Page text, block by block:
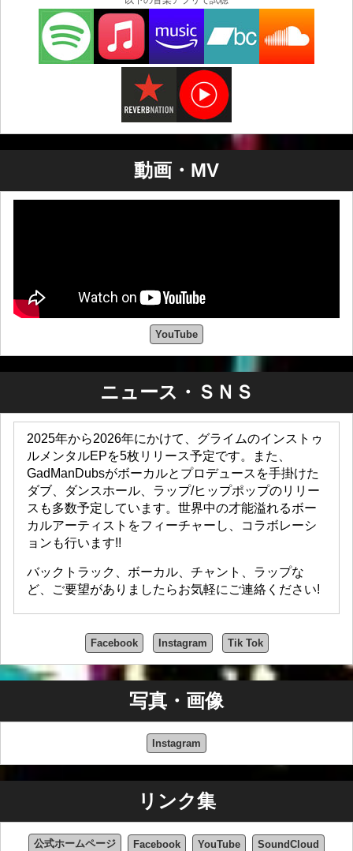
GadManDubsの特徴は、世界中のプロデューサーとアカ
ペラを積極的に共有している点です。アカペラをオンラ
インで公開することで、楽曲にユニークなボーカル要素
を求めるプロデューサーにとって貴重なリソースとなっ
ています。GadManDubsのアカペラは、様々なジャンル
でその影響力を発揮しています。彼のボーカルは、ダブ
ステップ、ダブ、ドラムンベース、ヒップホップ、ハウ
融合します。彼のアカペラは、創造性と革新性を生み出
す触媒となっています。
グローバルなコラボレーションとレコードレーベル：
音楽コミュニティが彼の歌声を受け入れ、異文化交流と
ユニークな音楽体験の創造を可能にしています。
ソロプロジェクトに加え、GadManDubsは2つのレコード
レーベルも運営しています。Soulsignaは、斬新で多様な
ハウスミュージックのリリースで知られ、アーティスト
が作品を共有するためのプラットフォームを提供してい
の情熱をさらに示し、才能あるレゲエアーティストの育
成に尽力していることを象徴しています。
GadManDubsは、その多彩な歌唱力と幅広い音楽ジャン
ルを駆使し、世界中の音楽コミュニティに欠かせない存
在となっています。アカペラを通して、彼はジャンルを
超えた数千ものコラボレーションを実現し、世界中のア
ーティストやプロデューサーを繋いできました。ダブス
知れず、彼の歌声を惜しみなく共有する姿勢は、ミュー
ジシャンの間で尊敬を集める存在となっています。
楽的旅路のさらなる進化と、より素晴らしいトラックの
創造に、私たちはただただ期待を寄せています。
ドラムンベース・プロデューサーとのコラボレーショ
GadManDubsの多才さは、ダブステップやダブの領域に
とどまりません。彼はドラムンベース・プロデューサー
おける彼のボーカルの才能を存分に発揮してきました。
才能豊かなドラムンベース・アーティストたちと共演す
ることで、GadManDubsは楽曲に独自のタッチを加え、
魅惑的なボーカルと独特のスタイルで楽曲をさらに高め
動画・MV
YouTube
ニュース・ＳＮＳ
2025年から2026年にかけて、グライムのインストゥ
ルメンタルEPを5枚リリース予定です。また、
GadManDubsがボーカルとプロデュースを手掛けた
ダブ、ダンスホール、ラップ/ヒップポップのリリー
スも多数予定しています。世界中の才能溢れるボー
カルアーティストをフィーチャーし、コラボレーシ
ョンも行います!!
バックトラック、ボーカル、チャント、ラップな
ど、ご要望がありましたらお気軽にご連絡ください!
Facebook Instagram Tik Tok
写真・画像
Instagram
リンク集
公式ホームページ Facebook YouTube SoundCloud